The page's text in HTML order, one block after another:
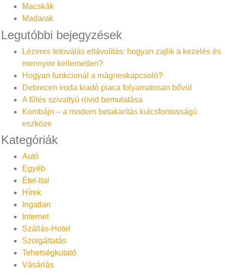
Macskák
Madarak
Legutóbbi bejegyzések
Lézeres tetoválás eltávolítás: hogyan zajlik a kezelés és
mennyire kellemetlen?
Hogyan funkcionál a mágneskapcsoló?
Debrecen iroda kiadó piaca folyamatosan bővül
A fűtés szivattyú rövid bemutatása
Kombájn – a modern betakarítás kulcsfontosságú
eszköze
Kategóriák
Autó
Egyéb
Étel-Ital
Hírek
Ingatlan
Internet
Szállás-Hotel
Szolgáltatás
Tehetségkutató
Vásárlás